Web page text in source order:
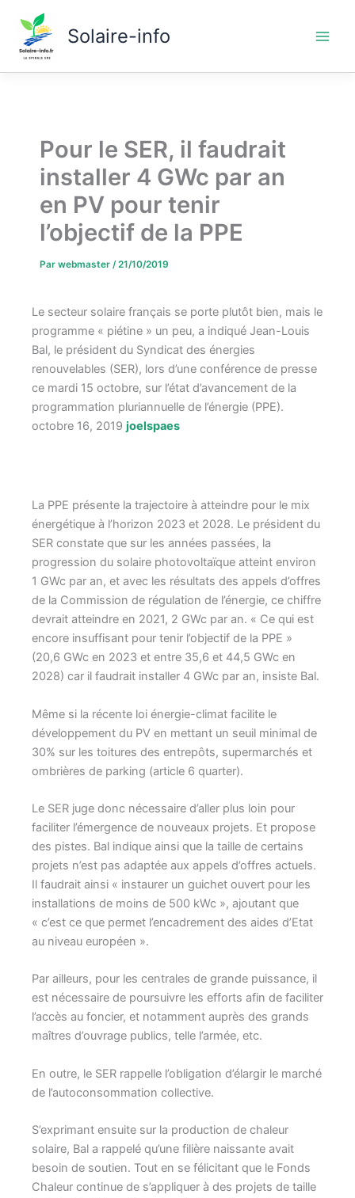
contenu
Solaire-info
Pour le SER, il faudrait
installer 4 GWc par an
en PV pour tenir
l’objectif de la PPE
Par webmaster /21/10/2019
Le secteur solaire français se porte plutôt bien, mais le
programme « piétine » un peu, a indiqué Jean-Louis
Bal, le président du Syndicat des énergies
renouvelables (SER), lors d’une conférence de presse
ce mardi 15 octobre, sur l’état d’avancement de la
programmation pluriannuelle de l’énergie (PPE).
octobre 16, 2019 joelspaes
La PPE présente la trajectoire à atteindre pour le mix
énergétique à l’horizon 2023 et 2028. Le président du
SER constate que sur les années passées, la
progression du solaire photovoltaïque atteint environ
1 GWc par an, et avec les résultats des appels d’offres
de la Commission de régulation de l’énergie, ce chiffre
devrait atteindre en 2021, 2 GWc par an. « Ce qui est
encore insuffisant pour tenir l’objectif de la PPE »
(20,6 GWc en 2023 et entre 35,6 et 44,5 GWc en
2028) car il faudrait installer 4 GWc par an, insiste Bal.
Même si la récente loi énergie-climat facilite le
développement du PV en mettant un seuil minimal de
30% sur les toitures des entrepôts, supermarchés et
ombrières de parking (article 6 quarter).
Le SER juge donc nécessaire d’aller plus loin pour
faciliter l’émergence de nouveaux projets. Et propose
des pistes. Bal indique ainsi que la taille de certains
projets n’est pas adaptée aux appels d’offres actuels.
Il faudrait ainsi « instaurer un guichet ouvert pour les
installations de moins de 500 kWc », ajoutant que
« c’est ce que permet l’encadrement des aides d’Etat
au niveau européen ».
Par ailleurs, pour les centrales de grande puissance, il
est nécessaire de poursuivre les efforts afin de faciliter
l’accès au foncier, et notamment auprès des grands
maîtres d’ouvrage publics, telle l’armée, etc.
En outre, le SER rappelle l’obligation d’élargir le marché
de l’autoconsommation collective.
S’exprimant ensuite sur la production de chaleur
solaire, Bal a rappelé qu’une filière naissante avait
besoin de soutien. Tout en se félicitant que le Fonds
Chaleur continue de s’appliquer à des projets de taille